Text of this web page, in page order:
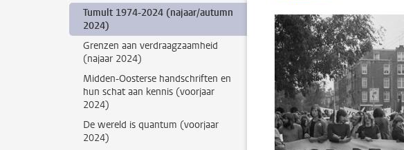
Tumult 1974-2024 (najaar/autumn
2024)
Grenzen aan verdraagzaamheid
(najaar 2024)
Midden-Oosterse handschriften en
hun schat aan kennis (voorjaar
2024)
De wereld is quantum (voorjaar
2024)